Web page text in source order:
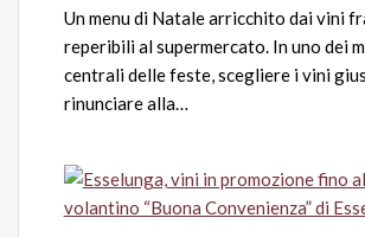
Un menu di Natale arricchito dai vini
reperibili al supermercato. In uno dei
centrali delle feste, scegliere i vini
rinunciare alla…